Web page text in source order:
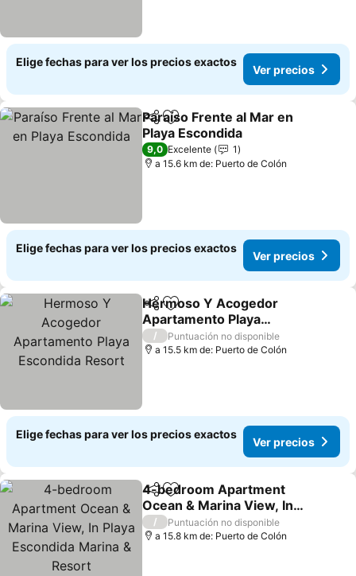
Elige fechas para ver los precios exactos
Ver precios
CompartirAgregar a favoritos
Paraíso Frente al Mar en
Playa Escondida
9,0 Excelente
1
a 15.6 km de: Puerto de Colón
Elige fechas para ver los precios exactos
Ver precios
CompartirAgregar a favoritos
Hermoso Y Acogedor
Apartamento Playa
Escondida Resort
/
Puntuación no disponible
a 15.5 km de: Puerto de Colón
Elige fechas para ver los precios exactos
Ver precios
CompartirAgregar a favoritos
4-bedroom Apartment
Ocean & Marina View, In
Playa Escondida Marina &
Resort
/
Puntuación no disponible
a 15.8 km de: Puerto de Colón